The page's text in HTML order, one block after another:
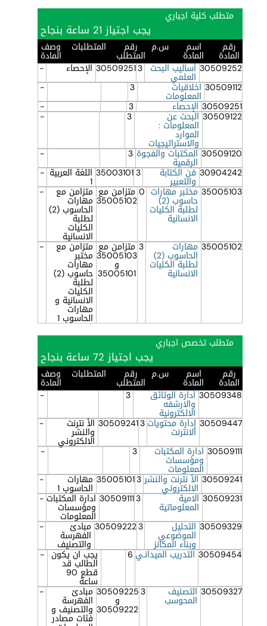
متطلب كلية اجباري
يجب اجتياز 21 ساعة بنجاح
رقم
المادة
اسم
المادة
س.م رقم
المتطلب
المتطلبات وصف
المادة
30509252 أساليب البحث
العلمي
3
30509251 الإحصاء
-
30509112 اخلاقيات
المعلومات
3
-
30509251 الإحصاء 3
-
30509122 البحث عن
المعلومات :
الموارد
والاستراتيجيات
3
-
30509120 المكتبات والفجوة
الرقمية
3
-
30904242 فن الكتابة
والتعبير
3
35003101 اللغة العربية
1
-
35005103 مختبر مهارات
حاسوب (2)
لطلبة الكليات
الانسانية
0 متزامن مع
35005102
متزامن مع
مهارات
الحاسوب (2)
لطلبة
الكليات
الانسانية
-
35005102 مهارات
الحاسوب (2)
لطلبة الكليات
الانسانية
3 متزامن مع
35005103
و
35005101
متزامن مع
مختبر
مهارات
حاسوب (2)
لطلبة
الكليات
الانسانية و
مهارات
الحاسوب 1
-
متطلب تخصص اجباري
يجب اجتياز 72 ساعة بنجاح
رقم
المادة
اسم
المادة
س.م رقم
المتطلب
المتطلبات وصف
المادة
30509348 أدارة الوثائق
والارشفه
الالكترونية
3
-
30509447 إدارة محتويات
الانترنت
3
30509241 الأ نترنت
والنشر
الالكتروني
-
30509111 ادارة المكتبات
ومؤسسات
المعلومات
3
-
30509241 الأ نترنت والنشر
الالكتروني
3
35005101 مهارات
الحاسوب 1
-
30509231 الامية
المعلوماتية
3
30509111 ادارة المكتبات
ومؤسسات
المعلومات
-
30509329 التحليل
الموضوعي
وبناء المكانز
3
30509222 مبادئ
الفهرسة
والتصنيف
-
30509454 التدريب الميدانـي6 يجب ان يكون
الطالب قد
قطع 90
ساعة
-
30509327 التصنيف
المحوسب
3
30509225
و
30509222
مبادئ
الفهرسة
والتصنيف و
فئات مصادر
-